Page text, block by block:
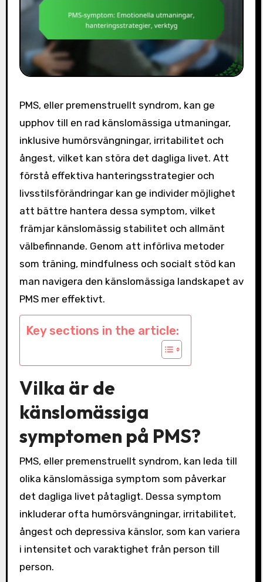
PMS, eller premenstruellt syndrom, kan ge
upphov till en rad känslomässiga utmaningar,
inklusive humörsvängningar, irritabilitet och
ångest, vilket kan störa det dagliga livet. Att
förstå effektiva hanteringsstrategier och
livsstilsförändringar kan ge individer möjlighet
att bättre hantera dessa symptom, vilket
främjar känslomässig stabilitet och allmänt
välbefinnande. Genom att införliva metoder
som träning, mindfulness och socialt stöd kan
man navigera den känslomässiga landskapet av
PMS mer effektivt.
Key sections in the article:
Vilka är de
känslomässiga
symptomen på PMS?
PMS, eller premenstruellt syndrom, kan leda till
olika känslomässiga symptom som påverkar
det dagliga livet påtagligt. Dessa symptom
inkluderar ofta humörsvängningar, irritabilitet,
ångest och depressiva känslor, som kan variera
i intensitet och varaktighet från person till
person.